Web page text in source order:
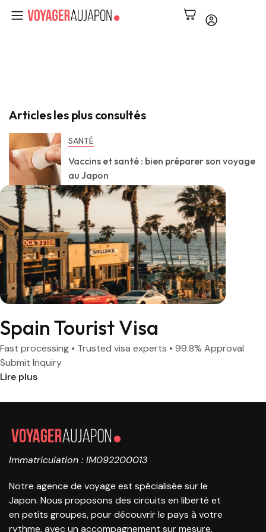
Articles les plus consultés
SANTÉ
Vaccins et santé : bien préparer son voyage
au Japon
Spain Tourist Visa
Fast processing • Trusted visa experts • 99.8% Approval
Submit Inquiry
Lire plus
Immatriculation : IM092200013
Notre agence de voyage est spécialisée sur le
Japon. Nous proposons des circuits en liberté et
en petits groupes, pour découvrir le pays à votre
rythme, avec un accompagnement sur mesure.